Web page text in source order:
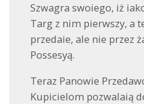
Szwagra swoiego, iż
Targ z nim pierwszy, a
przedaie, ale nie przez
Possesyą.
Teraz Panowie
Kupicielom pozwalaią